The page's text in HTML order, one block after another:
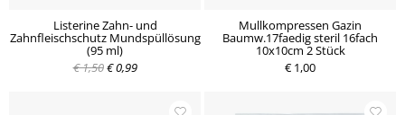
Listerine Zahn- und
Zahnfleischschutz Mundspüllösung
(95 ml)
€ 1,50€ 0,99
Mullkompressen Gazin
Baumw.17faedig steril 16fach
10x10cm 2 Stück
€ 1,00